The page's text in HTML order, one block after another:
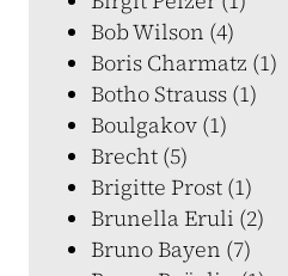
Bob Wilson (4)
Boris Charmatz (1)
Botho Strauss (1)
Boulgakov (1)
Brecht (5)
Brigitte Prost (1)
Brunella Eruli (2)
Bruno Bayen (7)